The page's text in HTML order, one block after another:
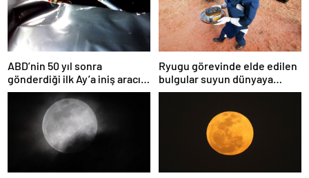
ABD’nin 50 yıl sonra
gönderdiği ilk Ay’a iniş aracı
Peregrine atmosferde
yanarak denize düştü
Ryugu görevinde elde edilen
bulgular suyun dünyaya
asteroitlerce getirilmiş